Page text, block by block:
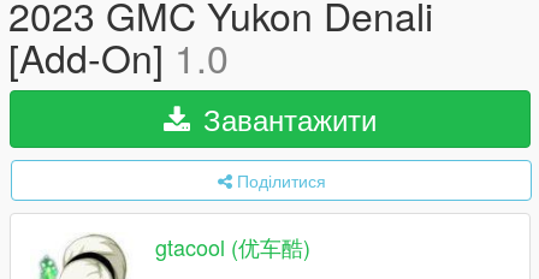
2023 GMC Yukon Denali
[Add-On] 1.0
Завантажити
Поділитися
gtacool (优车酷)